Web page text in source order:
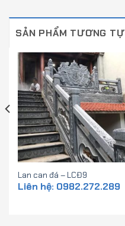
SẢN PHẨM TƯƠNG TỰ
Lan can đá – LCĐ9
Liên hệ: 0982.272.289